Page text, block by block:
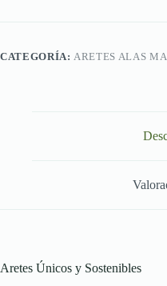
CATEGORÍA:ARETES ALAS
Aretes Únicos y Sostenibles